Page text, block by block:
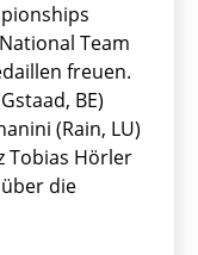
Team
freuen.
BE)
(Rain, LU)
Tobias Hörler
die